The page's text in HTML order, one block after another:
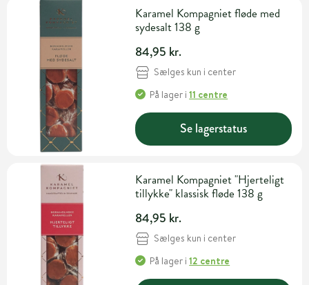
Karamel Kompagniet fløde med
sydesalt 138 g
84,95 kr.
Sælges kun i center
På lager i11 centre
Se lagerstatus
Karamel Kompagniet "Hjerteligt
tillykke" klassisk fløde 138 g
84,95 kr.
Sælges kun i center
På lager i12 centre